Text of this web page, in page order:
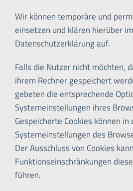
Wir können temporäre und
einsetzen und klären hierüber
Datenschutzerklärung auf.
Falls die Nutzer nicht möchten,
ihrem Rechner gespeichert
gebeten die entsprechende
Systemeinstellungen ihres
Gespeicherte Cookies können in
Systemeinstellungen des
Der Ausschluss von Cookies
Funktionseinschränkungen
führen.